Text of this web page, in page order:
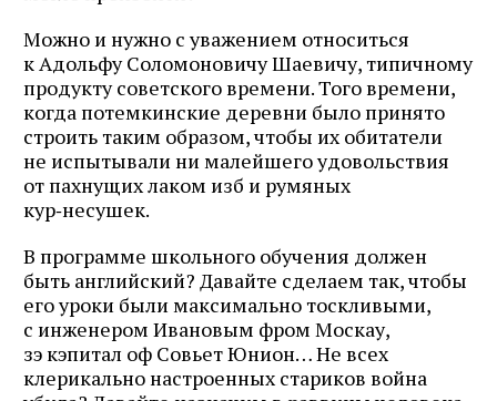
Можно и нужно с уважением относиться
к Адольфу Соломоновичу Шаевичу, типичному
продукту советского времени. Того времени,
когда потемкинские деревни было принято
строить таким образом, чтобы их обитатели
не испытывали ни малейшего удовольствия
от пахнущих лаком изб и румяных
кур‑несушек.
В программе школьного обучения должен
быть английский? Давайте сделаем так, чтобы
его уроки были максимально тоскливыми,
с инженером Ивановым фром Москау,
зэ кэпитал оф Совьет Юнион… Не всех
клерикально настроенных стариков вой­на